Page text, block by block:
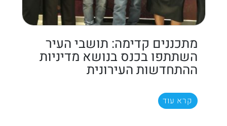
מתכננים קדימה: תושבי העיר
השתתפו בכנס בנושא מדיניות
ההתחדשות העירונית
קרא עוד